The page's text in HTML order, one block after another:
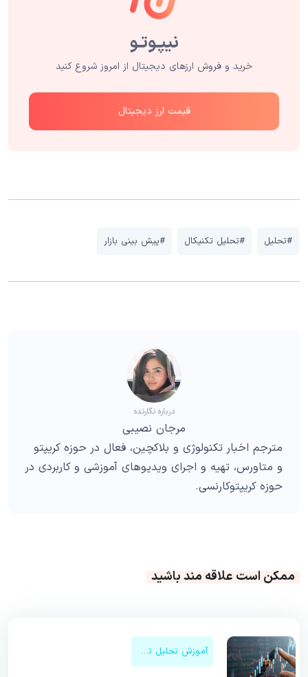
خرید و فروش ارزهای دیجیتال از امروز شروع کنید
قیمت ارز دیجیتال
#تحلیل #تحلیل تکنیکال #پیش بینی بازار
درباره نگارنده
مرجان نصیبی
مترجم اخبار تکنولوژی و بلاکچین، فعال در حوزه کریپتو
و متاورس، تهیه و اجرای ویدیوهای آموزشی و کاربردی در
حوزه کریپتوکارنسی.
ممکن است علاقه مند باشید
آموزش تحلیل تکنیکال